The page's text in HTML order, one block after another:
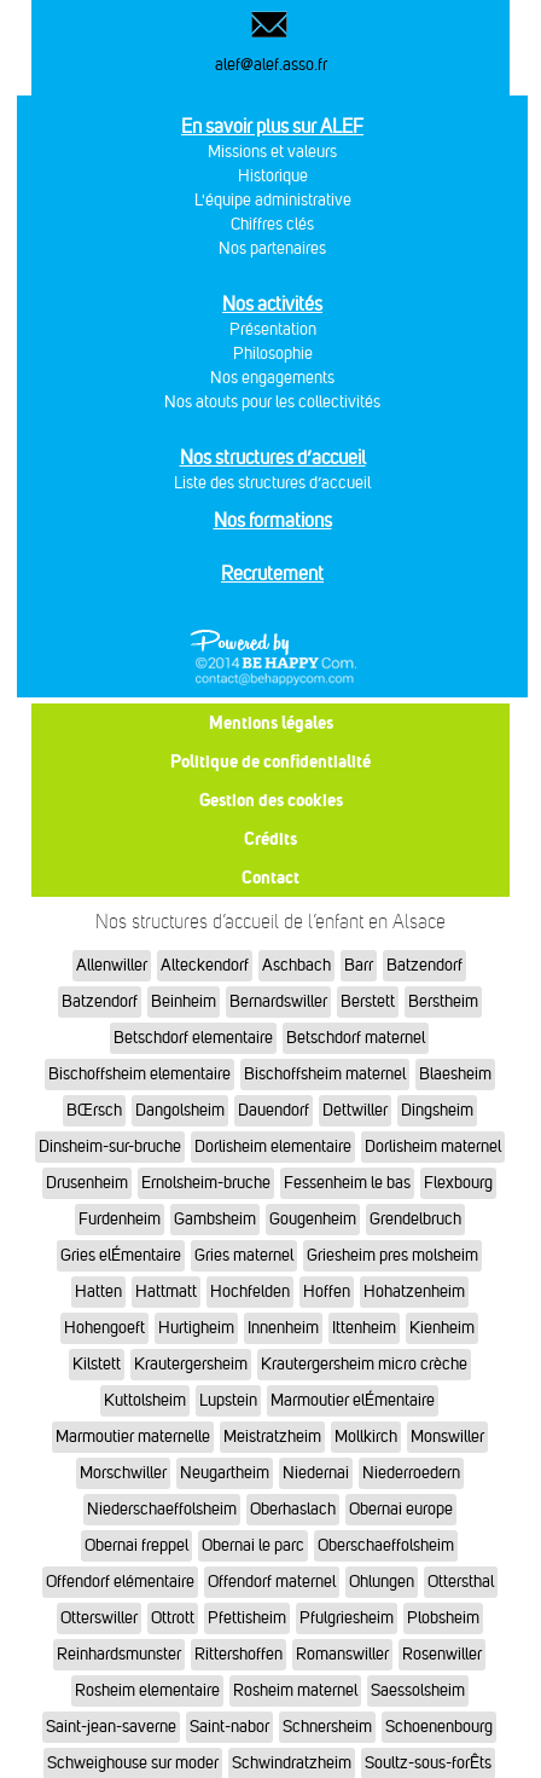
alef@alef.asso.fr
En savoir plus sur ALEF
Missions et valeurs
Historique
L'équipe administrative
Chiffres clés
Nos partenaires
Nos activités
Présentation
Philosophie
Nos engagements
Nos atouts pour les collectivités
Nos structures d’accueil
Liste des structures d’accueil
Nos formations
Recrutement
Mentions légales
Politique de confidentialité
Gestion des cookies
Crédits
Contact
Nos structures d’accueil de l’enfant en Alsace
Allenwiller Alteckendorf Aschbach Barr
Batzendorf
Batzendorf
Beinheim Bernardswiller Berstett
Berstheim
Betschdorf elementaire
Betschdorf maternel
Bischoffsheim elementaire
Bischoffsheim maternel
Blaesheim
BŒrsch
Dangolsheim Dauendorf Dettwiller
Dingsheim
Dinsheim-sur-bruche
Dorlisheim elementaire
Dorlisheim maternel
Drusenheim
Ernolsheim-bruche Fessenheim le bas
Flexbourg
Furdenheim
Gambsheim Gougenheim
Grendelbruch
Gries elÉmentaire
Gries maternel
Griesheim pres molsheim
Hatten
Hattmatt Hochfelden Hoffen
Hohatzenheim
Hohengoeft
Hurtigheim Innenheim Ittenheim
Kienheim
Kilstett
Krautergersheim
Krautergersheim micro crèche
Kuttolsheim
Lupstein
Marmoutier elÉmentaire
Marmoutier maternelle
Meistratzheim Mollkirch
Monswiller
Morschwiller
Neugartheim Niedernai
Niederroedern
Niederschaeffolsheim
Oberhaslach
Obernai europe
Obernai freppel
Obernai le parc
Oberschaeffolsheim
Offendorf elémentaire
Offendorf maternel Ohlungen
Ottersthal
Otterswiller
Ottrott Pfettisheim Pfulgriesheim
Plobsheim
Reinhardsmunster
Rittershoffen Romanswiller
Rosenwiller
Rosheim elementaire
Rosheim maternel
Saessolsheim
Saint-jean-saverne
Saint-nabor Schnersheim
Schoenenbourg
Schweighouse sur moder
Schwindratzheim
Soultz-sous-forÊts